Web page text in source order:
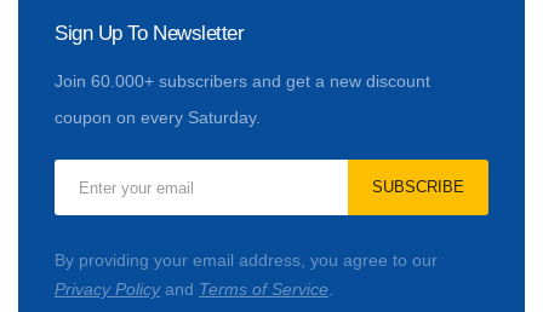
Sign Up To Newsletter
Join 60.000+ subscribers and get a new discount
coupon on every Saturday.
SUBSCRIBE
By providing your email address, you agree to our
Privacy Policyand Terms of Service